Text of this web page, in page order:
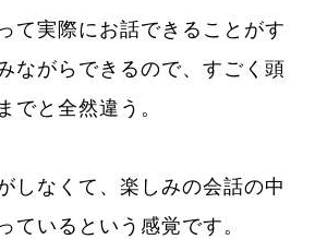
て実際にお話できることがす
ながらできるので、すごく頭
でと全然違う。
しなくて、楽しみの会話の中
ているという感覚です。